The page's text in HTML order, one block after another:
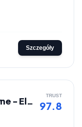
Szczegóły
Balustrady nierdzewne - Elinox TRUST
97.8